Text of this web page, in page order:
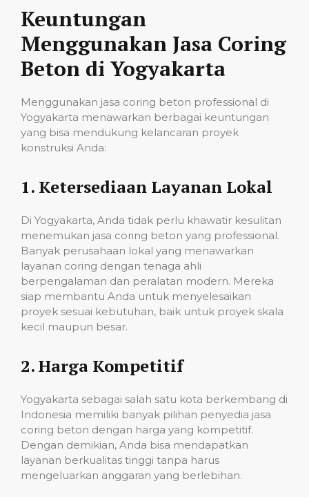
Keuntungan
Menggunakan Jasa Coring
Beton di Yogyakarta
Menggunakan jasa coring beton professional di
Yogyakarta menawarkan berbagai keuntungan
yang bisa mendukung kelancaran proyek
konstruksi Anda:
1. Ketersediaan Layanan Lokal
Di Yogyakarta, Anda tidak perlu khawatir kesulitan
menemukan jasa coring beton yang professional.
Banyak perusahaan lokal yang menawarkan
layanan coring dengan tenaga ahli
berpengalaman dan peralatan modern. Mereka
siap membantu Anda untuk menyelesaikan
proyek sesuai kebutuhan, baik untuk proyek skala
kecil maupun besar.
2.Harga Kompetitif
Yogyakarta sebagai salah satu kota berkembang di
Indonesia memiliki banyak pilihan penyedia jasa
coring beton dengan harga yang kompetitif.
Dengan demikian, Anda bisa mendapatkan
layanan berkualitas tinggi tanpa harus
mengeluarkan anggaran yang berlebihan.